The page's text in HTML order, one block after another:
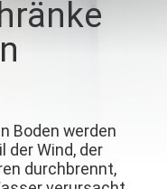
Boden werden
der Wind, der
durchbrennt,